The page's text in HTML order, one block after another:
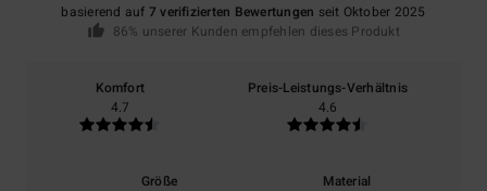
basierend auf 7 verifizierten Bewertungen seit Oktober 2025
86% unserer Kunden empfehlen dieses Produkt
Komfort
4.7
Preis-Leistungs-Verhältnis
4.6
Größe Material